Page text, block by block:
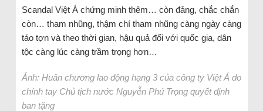
Scandal Việt Á chứng minh thêm… còn đảng, chắc chắn
còn… tham nhũng, thậm chí tham nhũng càng ngày càng
táo tợn và theo thời gian, hậu quả đối với quốc gia, dân
tộc càng lúc càng trầm trọng hơn…
Ảnh: Huân chương lao động hạng 3 của công ty Việt Á do
chính tay Chủ tịch nước Nguyễn Phú Trọng quyết định
ban tặng